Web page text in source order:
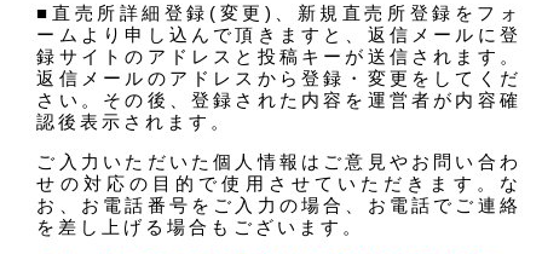
■直売所詳細登録(変更)、新規直売所登録をフォ
ームより申し込んで頂きますと、返信メールに登
録サイトのアドレスと投稿キーが送信されます。
返信メールのアドレスから登録・変更をしてくだ
さい。その後、登録された内容を運営者が内容確
認後表示されます。
ご入力いただいた個人情報はご意見やお問い合わ
せの対応の目的で使用させていただきます。な
お、お電話番号をご入力の場合、お電話でご連絡
を差し上げる場合もございます。